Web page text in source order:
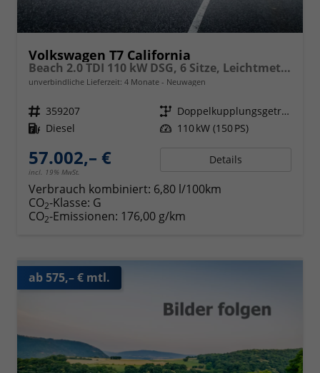
Volkswagen T7 California
Beach 2.0 TDI 110 kW DSG, 6 Sitze, Leichtmetallfelgen 17 Zoll, Markise mit Schiene und Gehäuse links, Klima, 5 Jahre Werksgarantie,
unverbindliche Lieferzeit: 4 Monate Neuwagen
Fahrzeugnr. 359207 Getriebe
Doppelkupplungsgetriebe (DSG)
Kraftstoff Diesel Leistung 110 kW (150 PS)
57.002,– €
incl. 19% MwSt.
Details
Verbrauch kombiniert: 6,80 l/100km
CO2-Klasse: G
CO2-Emissionen: 176,00 g/km
ab 575,– € mtl.